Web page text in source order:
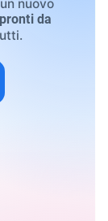
nuovo
pronti da